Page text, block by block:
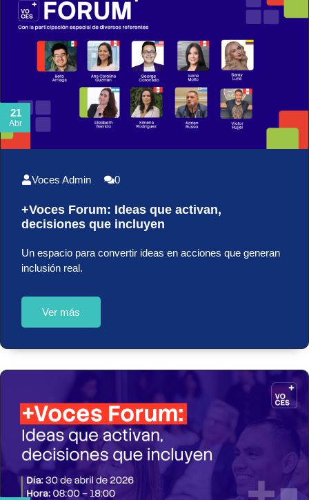
21
Abr
Voces Admin 0
+Voces Forum: Ideas que activan,
decisiones que incluyen
Un espacio para convertir ideas en acciones que generan
inclusión real.
Ver más